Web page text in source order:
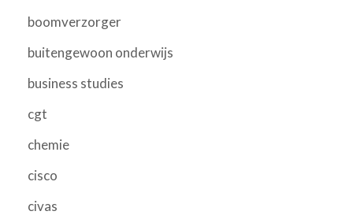
boomverzorger
buitengewoon onderwijs
business studies
cgt
chemie
cisco
civas